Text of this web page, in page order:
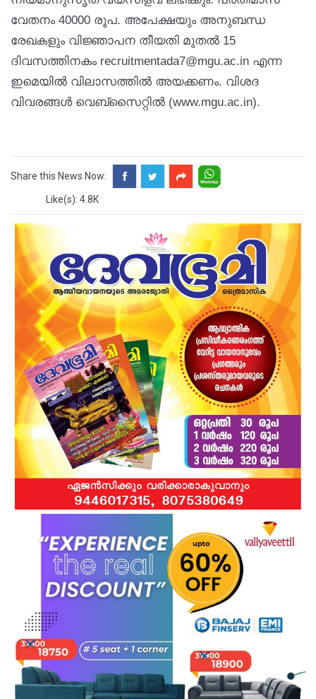
വേതനം 40000 രൂപ. അപേക്ഷയും അനുബന്ധ
രേഖകളും വിജ്ഞാപന തീയതി മുതല്‍ 15
ദിവസത്തിനകം recruitmentada7@mgu.ac.in എന്ന
ഇമെയില്‍ വിലാസത്തില്‍ അയക്കണം. വിശദ
വിവരങ്ങള്‍ വെബ്സൈറ്റില്‍ (www.mgu.ac.in).
Share this News Now:
Like(s): 4.8K